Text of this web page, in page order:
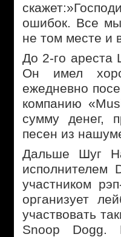
ошибок. Все
не том месте и
До 2-го ареста
Он имел
ежедневно
компанию
сумму денег,
песен из
Дальше Шуг
исполнителем
участником
организует
участвовать
Snoop Dogg.